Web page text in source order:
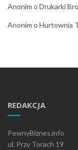
Anonim o Drukarki
Anonim o Hurtownia
REDAKCJA
PewnyBiznes.info
ul. Przy Torach 19